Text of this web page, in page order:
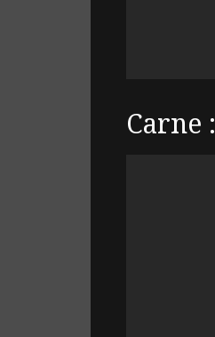
Carne :